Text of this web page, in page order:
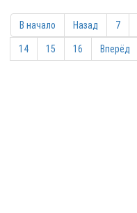
В начало Назад 7
14 15 16 Вперёд